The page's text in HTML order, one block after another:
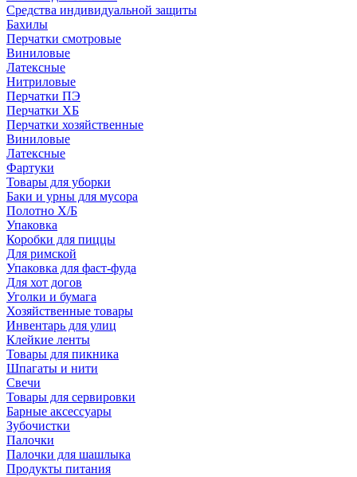
Средства индивидуальной защиты
Бахилы
Перчатки смотровые
Виниловые
Латексные
Нитриловые
Перчатки ПЭ
Перчатки ХБ
Перчатки хозяйственные
Виниловые
Латексные
Фартуки
Товары для уборки
Баки и урны для мусора
Полотно Х/Б
Упаковка
Коробки для пиццы
Для римской
Упаковка для фаст-фуда
Для хот догов
Уголки и бумага
Хозяйственные товары
Инвентарь для улиц
Клейкие ленты
Товары для пикника
Шпагаты и нити
Свечи
Товары для сервировки
Барные аксессуары
Зубочистки
Палочки
Палочки для шашлыка
Продукты питания